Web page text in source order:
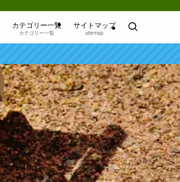
カテゴリー一覧
カテゴリー一覧
サイトマップ
sitemap